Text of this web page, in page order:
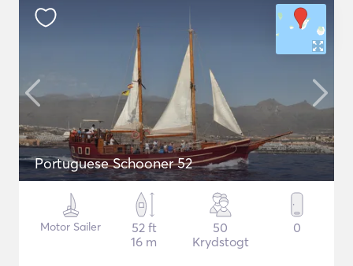
Portuguese Schooner 52
Motor Sailer
52 ft
16 m
50
Krydstogt
0